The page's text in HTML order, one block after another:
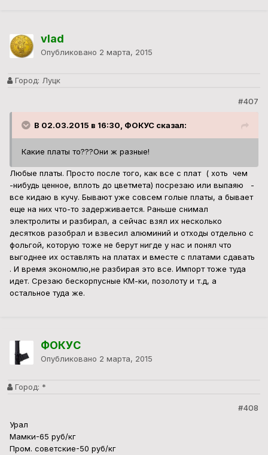
vlad
Опубликовано 2 марта, 2015
Город: Луцк
#407
В 02.03.2015 в 16:30, ФОКУС сказал:
Какие платы то???Они ж разные!
Любые платы. Просто после того, как все с плат ( хоть чем
-нибудь ценное, вплоть до цветмета) посрезаю или выпаяю -
все кидаю в кучу. Бывают уже совсем голые платы, а бывает
еще на них что-то задерживается. Раньше снимал
электролиты и разбирал, а сейчас взял их несколько
десятков разобрал и взвесил алюминий и отходы отдельно с
фольгой, которую тоже не берут нигде у нас и понял что
выгоднее их оставлять на платах и вместе с платами сдавать
. И время экономлю,не разбирая это все. Импорт тоже туда
идет. Срезаю бескорпусные КМ-ки, позолоту и т.д, а
остальное туда же.
ФОКУС
Опубликовано 2 марта, 2015
Город: *
#408
Урал
Мамки-65 руб/кг
Пром. советские-50 руб/кг